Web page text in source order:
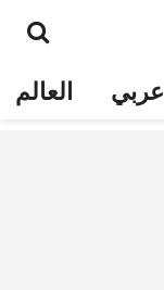
عربي العالم